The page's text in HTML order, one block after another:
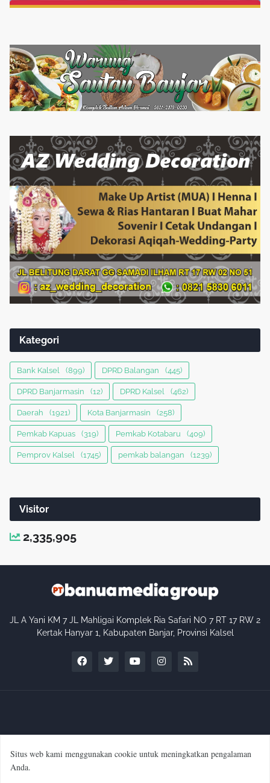
Kategori
Bank Kalsel (899) DPRD Balangan (445)
DPRD Banjarmasin (12) DPRD Kalsel (462)
Daerah (1921) Kota Banjarmasin (258)
Pemkab Kapuas (319) Pemkab Kotabaru (409)
Pemprov Kalsel (1745) pemkab balangan (1239)
Visitor
2,335,905
JL A Yani KM 7 JL Mahligai Komplek Ria Safari NO 7 RT 17 RW 2
Kertak Hanyar 1, Kabupaten Banjar, Provinsi Kalsel
Situs web kami menggunakan cookie untuk meningkatkan pengalaman
Anda.